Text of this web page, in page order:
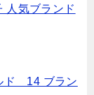
人気ブランド
ド 14 ブラン